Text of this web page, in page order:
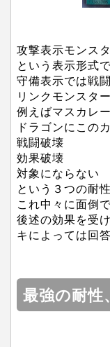
攻撃表示モンス
という表示形式
守備表示では戦
リンクモンスタ
例えばマスカレ
ドラゴンにこの
戦闘破壊
効果破壊
対象にならない
という３つの耐
これ中々に面倒で
後述の効果を受
キによっては回
最強の耐性